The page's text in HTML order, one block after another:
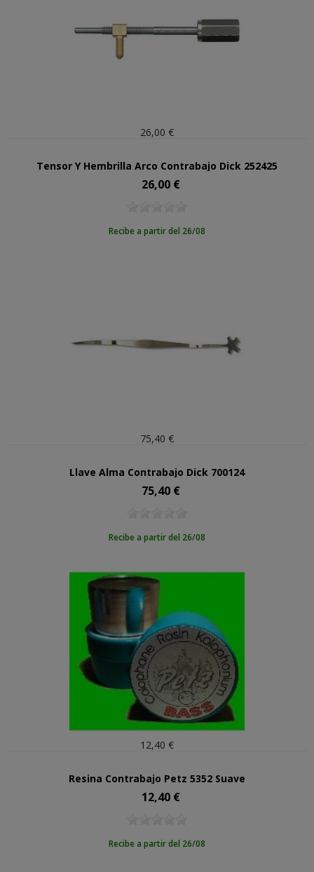
26,00 €
Tensor Y Hembrilla Arco Contrabajo Dick 252425
Precio
26,00 €
Recibe a partir del 26/08
75,40 €
Llave Alma Contrabajo Dick 700124
Precio
75,40 €
Recibe a partir del 26/08
12,40 €
Resina Contrabajo Petz 5352 Suave
Precio
12,40 €
Recibe a partir del 26/08